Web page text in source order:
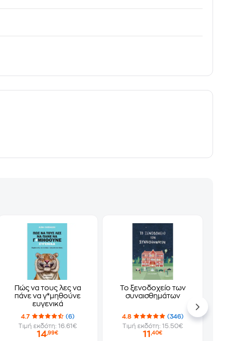
Πώς να τους λες να
πάνε να γ*μηθούνε
ευγενικά
4.7
(6)
Τιμή εκδότη: 16.61€
14,99€
Το ξενοδοχείο των
συναισθημάτων
4.8
(346)
Τιμή εκδότη: 15.50€
11,40€